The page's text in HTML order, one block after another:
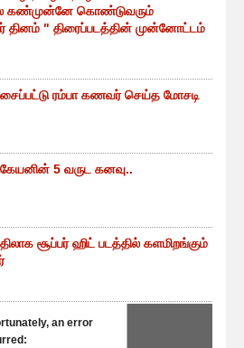
கண்முன்னே கொண்டுவரும்
தினம் " திரைப்படத்தின் முன்னோட்டம்
ரம்பா கணவர் செய்த மோசடி
5 வருட கனவு..
சூப்பர் ஹிட் படத்தில் களமிறங்கும்
an error